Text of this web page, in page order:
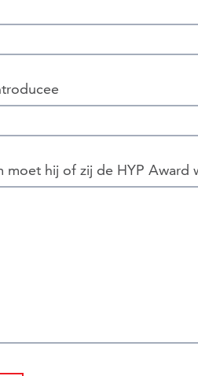
moet hij of zij de HYP Award